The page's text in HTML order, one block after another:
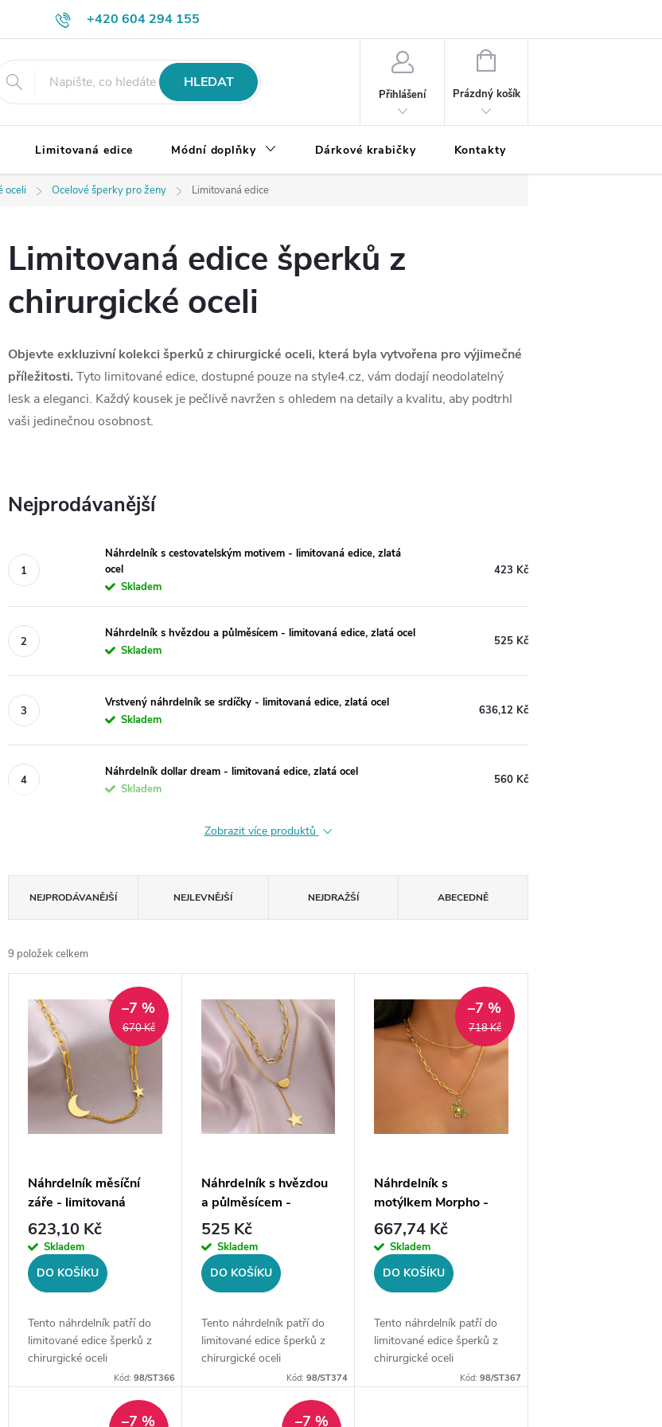
+420 604 294 155
Výměna, vrácení a reklamace zboží
HLEDAT
Přihlášení
NÁKUPNÍ
Prázdný košík
Limitovaná edice Módní doplňky Dárkové krabičky Kontakty
oceli Ocelové šperky pro ženy Limitovaná edice
Limitovaná edice šperků z
chirurgické oceli
Objevte exkluzivní kolekci šperků z chirurgické oceli, která byla vytvořena pro výjimečné
příležitosti. Tyto limitované edice, dostupné pouze na style4.cz, vám dodají neodolatelný
lesk a eleganci. Každý kousek je pečlivě navržen s ohledem na detaily a kvalitu, aby podtrhl
vaši jedinečnou osobnost.
Nejprodávanější
Náhrdelník s cestovatelským motivem - limitovaná edice, zlatá
ocel
Skladem
423 Kč
Náhrdelník s hvězdou a půlměsícem - limitovaná edice, zlatá ocel
Skladem
525 Kč
Vrstvený náhrdelník se srdíčky - limitovaná edice, zlatá ocel
Skladem
636,12 Kč
Náhrdelník dollar dream - limitovaná edice, zlatá ocel
Skladem
560 Kč
Zobrazit více produktů
a
z
NEJPRODÁVANĚJŠÍ NEJLEVNĚJŠÍ NEJDRAŽŠÍ ABECEDNĚ
9 položek celkem
V
k
670 Kč
–7 %
Náhrdelník měsíční
záře - limitovaná
edice, zlatá ocel
623,10 Kč
Skladem
DO KOŠÍKU
Tento náhrdelník patří do
limitované edice šperků z
chirurgické oceli
prodávané na style4.cz. Po
opakovaném prodeji.
Kód: 98/ST366
Náhrdelník s hvězdou
a půlměsícem -
limitovaná edice, zlatá
ocel
525 Kč
Skladem
DO KOŠÍKU
Tento náhrdelník patří do
limitované edice šperků z
chirurgické oceli
prodávané na style4.cz. Po
Kód:98/ST374
718 Kč
–7 %
Náhrdelník s
motýlkem Morpho -
limitovaná edice, zlatá
ocel
667,74 Kč
Skladem
DO KOŠÍKU
Tento náhrdelník patří do
limitované edice šperků z
chirurgické oceli
prodávané na style4.cz. Po
Kód: 98/ST367
–7 % –7 %